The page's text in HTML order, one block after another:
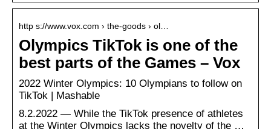
http s://www.vox.com › the-goods › ol…
Olympics TikTok is one of the
best parts of the Games – Vox
2022 Winter Olympics: 10 Olympians to follow on
TikTok | Mashable
8.2.2022 — While the TikTok presence of athletes
at the Winter Olympics lacks the novelty of the …